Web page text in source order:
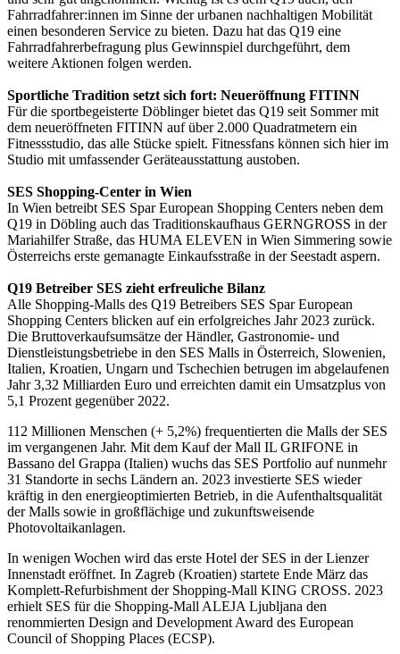
Fahrradfahrer:innen im Sinne der urbanen nachhaltigen Mobilität
einen besonderen Service zu bieten. Dazu hat das Q19 eine
Fahrradfahrerbefragung plus Gewinnspiel durchgeführt, dem
weitere Aktionen folgen werden.
Sportliche Tradition setzt sich fort: Neueröffnung FITINN
Für die sportbegeisterte Döblinger bietet das Q19 seit Sommer mit
dem neueröffneten FITINN auf über 2.000 Quadratmetern ein
Fitnessstudio, das alle Stücke spielt. Fitnessfans können sich hier im
Studio mit umfassender Geräteausstattung austoben.
SES Shopping-Center in Wien
In Wien betreibt SES Spar European Shopping Centers neben dem
Q19 in Döbling auch das Traditionskaufhaus GERNGROSS in der
Mariahilfer Straße, das HUMA ELEVEN in Wien Simmering sowie
Österreichs erste gemanagte Einkaufsstraße in der Seestadt aspern.
Q19 Betreiber SES zieht erfreuliche Bilanz
Alle Shopping-Malls des Q19 Betreibers SES Spar European
Shopping Centers blicken auf ein erfolgreiches Jahr 2023 zurück.
Die Bruttoverkaufsumsätze der Händler, Gastronomie- und
Dienstleistungsbetriebe in den SES Malls in Österreich, Slowenien,
Italien, Kroatien, Ungarn und Tschechien betrugen im abgelaufenen
Jahr 3,32 Milliarden Euro und erreichten damit ein Umsatzplus von
5,1 Prozent gegenüber 2022.
112 Millionen Menschen (+ 5,2%) frequentierten die Malls der SES
im vergangenen Jahr. Mit dem Kauf der Mall IL GRIFONE in
Bassano del Grappa (Italien) wuchs das SES Portfolio auf nunmehr
31 Standorte in sechs Ländern an. 2023 investierte SES wieder
kräftig in den energieoptimierten Betrieb, in die Aufenthaltsqualität
der Malls sowie in großflächige und zukunftsweisende
Photovoltaikanlagen.
In wenigen Wochen wird das erste Hotel der SES in der Lienzer
Innenstadt eröffnet. In Zagreb (Kroatien) startete Ende März das
Komplett-Refurbishment der Shopping-Mall KING CROSS. 2023
erhielt SES für die Shopping-Mall ALEJA Ljubljana den
renommierten Design and Development Award des European
Council of Shopping Places (ECSP).